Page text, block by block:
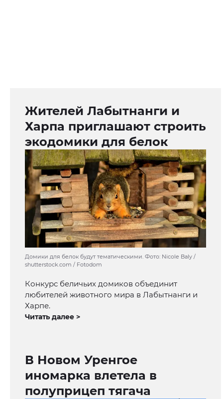
Жителей Лабытнанги и
Харпа приглашают строить
экодомики для белок
Домики для белок будут тематическими. Фото: Nicole Baly /
shutterstock.com / Fotodom
Конкурс беличьих домиков объединит
любителей животного мира в Лабытнанги и
Харпе.
Читать далее >
В Новом Уренгое
иномарка влетела в
полуприцеп тягача